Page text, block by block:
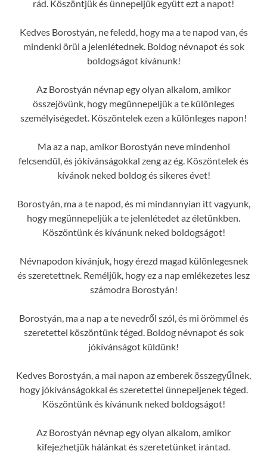
rád. Köszöntjük és ünnepeljük együtt ezt a napot!
Kedves Borostyán, ne feledd, hogy ma a te napod van, és
mindenki örül a jelenlétednek. Boldog névnapot és sok
boldogságot kívánunk!
Az Borostyán névnap egy olyan alkalom, amikor
összejövünk, hogy megünnepeljük a te különleges
személyiségedet. Köszöntelek ezen a különleges napon!
Ma az a nap, amikor Borostyán neve mindenhol
felcsendül, és jókívánságokkal zeng az ég. Köszöntelek és
kívánok neked boldog és sikeres évet!
Borostyán, ma a te napod, és mi mindannyian itt vagyunk,
hogy megünnepeljük a te jelenlétedet az életünkben.
Köszöntünk és kívánunk neked boldogságot!
Névnapodon kívánjuk, hogy érezd magad különlegesnek
és szeretettnek. Reméljük, hogy ez a nap emlékezetes lesz
számodra Borostyán!
Borostyán, ma a nap a te nevedről szól, és mi örömmel és
szeretettel köszöntünk téged. Boldog névnapot és sok
jókívánságot küldünk!
Kedves Borostyán, a mai napon az emberek összegyűlnek,
hogy jókívánságokkal és szeretettel ünnepeljenek téged.
Köszöntünk és kívánunk neked boldogságot!
Az Borostyán névnap egy olyan alkalom, amikor
kifejezhetjük hálánkat és szeretetünket irántad.